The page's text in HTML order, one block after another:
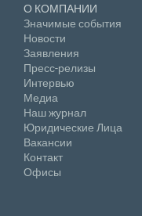
О КОМПАНИИ
Значимые события
Новости
Заявления
Пресс-релизы
Интервью
Медиа
Наш журнал
Юридические Лица
Вакансии
Контакт
Офисы